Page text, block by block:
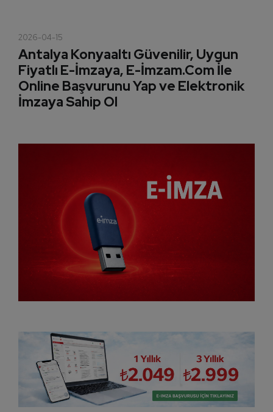
2026-04-15
Antalya Konyaaltı Güvenilir, Uygun
Fiyatlı E-İmzaya, E-İmzam.Com İle
Online Başvurunu Yap ve Elektronik
İmzaya Sahip Ol